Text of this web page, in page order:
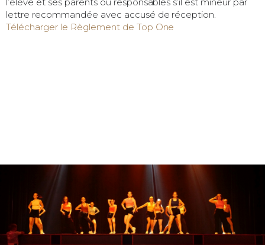
lettre recommandée avec accusé de réception.
Télécharger le Règlement de Top One